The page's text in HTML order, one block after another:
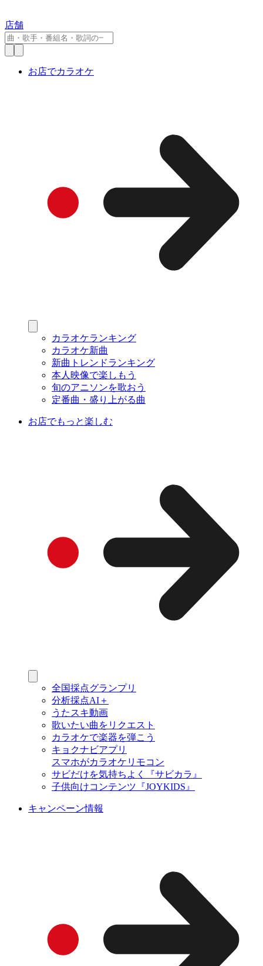
店舗
お店でカラオケ
カラオケランキング
カラオケ新曲
新曲トレンドランキング
本人映像で楽しもう
旬のアニソンを歌おう
定番曲・盛り上がる曲
お店でもっと楽しむ
全国採点グランプリ
分析採点AI＋
うたスキ動画
歌いたい曲をリクエスト
カラオケで楽器を弾こう
キョクナビアプリ
スマホがカラオケリモコン
サビだけを気持ちよく『サビカラ』
子供向けコンテンツ『JOYKIDS』
キャンペーン情報